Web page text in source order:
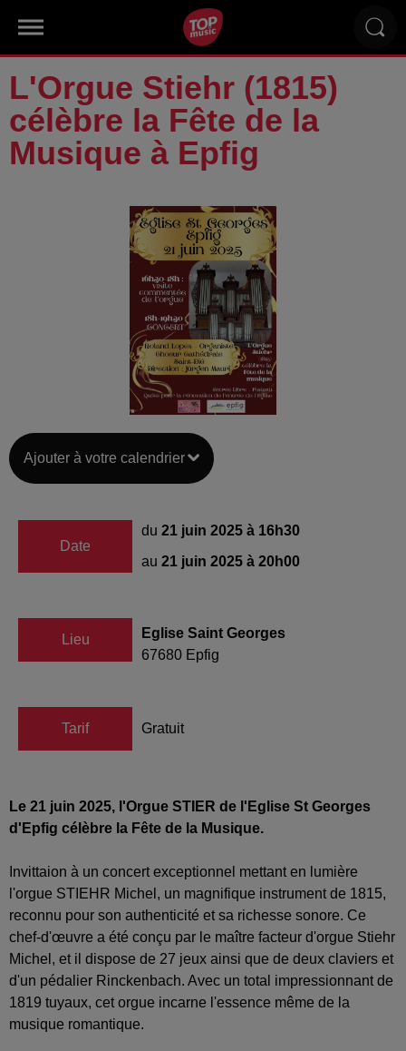
L'Orgue Stiehr (1815)
célèbre la Fête de la
Musique à Epfig
Ajouter à votre calendrier
Date
du 21 juin 2025 à 16h30
au 21 juin 2025 à 20h00
Lieu
Eglise Saint Georges
67680 Epfig
Tarif Gratuit
Le 21 juin 2025, l'Orgue STIER de l'Eglise St Georges
d'Epfig célèbre la Fête de la Musique.
Invittaion à un concert exceptionnel mettant en lumière
l'orgue STIEHR Michel, un magnifique instrument de 1815,
reconnu pour son authenticité et sa richesse sonore. Ce
chef-d'œuvre a été conçu par le maître facteur d'orgue Stiehr
Michel, et il dispose de 27 jeux ainsi que de deux claviers et
d'un pédalier Rinckenbach. Avec un total impressionnant de
1819 tuyaux, cet orgue incarne l'essence même de la
musique romantique.